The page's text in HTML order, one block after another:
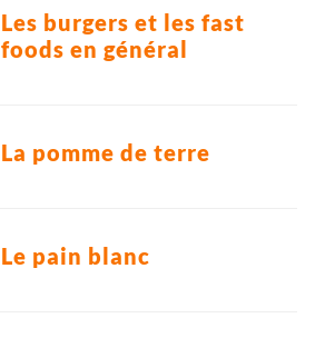
Les burgers et les fast
foods en général
La pomme de terre
Le pain blanc